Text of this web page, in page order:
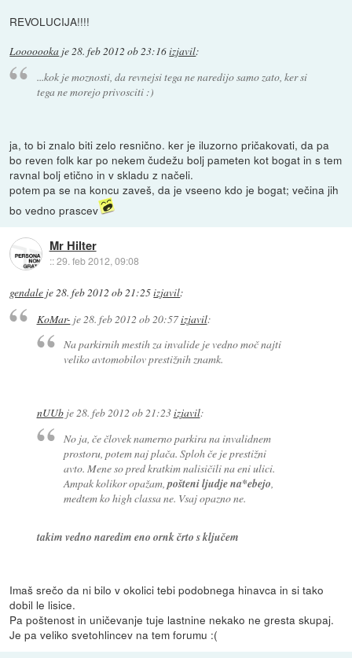
REVOLUCIJA!!!!
Looooooka je28. feb 2012 ob 23:16izjavil:
...kok je moznosti, da revnejsi tega ne naredijo samo zato, ker si
tega ne morejo privosciti :)
ja, to bi znalo biti zelo resnično. ker je iluzorno pričakovati, da pa
bo reven folk kar po nekem čudežu bolj pameten kot bogat in s tem
ravnal bolj etično in v skladu z načeli.
potem pa se na koncu zaveš, da je vseeno kdo je bogat; večina jih
bo vedno prascev
Mr Hilter
::29. feb 2012, 09:08
gendale je28. feb 2012 ob 21:25izjavil:
KoMar- je 28. feb 2012 ob 20:57izjavil:
Na parkirnih mestih za invalide je vedno moč najti
veliko avtomobilov prestižnih znamk.
nUUbje28. feb 2012 ob 21:23izjavil:
No ja, če človek namerno parkira na invalidnem
prostoru, potem naj plača. Sploh če je prestižni
avto. Mene so pred kratkim nalisičili na eni ulici.
Ampak kolikor opažam,pošteni ljudje na*ebejo,
medtem ko high classa ne. Vsaj opazno ne.
takim vedno naredim eno ornk črto s ključem
Imaš srečo da ni bilo v okolici tebi podobnega hinavca in si tako
dobil le lisice.
Pa poštenost in uničevanje tuje lastnine nekako ne gresta skupaj.
Je pa veliko svetohlincev na tem forumu :(